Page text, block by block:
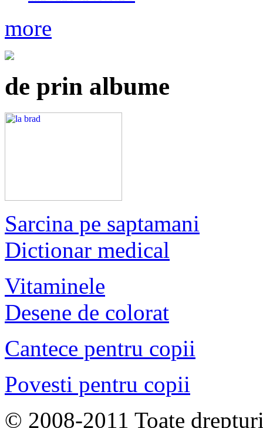
more
de prin albume
Sarcina pe saptamani
Dictionar medical
Vitaminele
Desene de colorat
Cantece pentru copii
Povesti pentru copii
© 2008-2011 Toate